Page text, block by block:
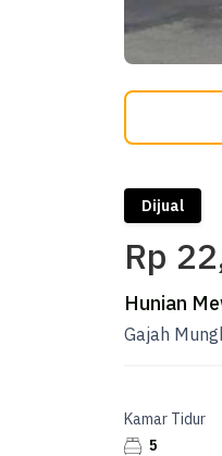
Dijual
Rp
Hunian
Gajah
Kamar Tidur
5